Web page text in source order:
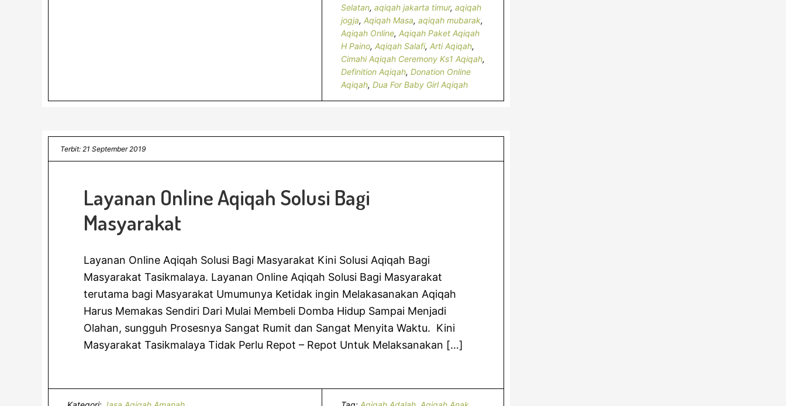
Selatan, aqiqah jakarta timur, aqiqah
jogja, Aqiqah Masa, aqiqah mubarak,
Aqiqah Online, Aqiqah Paket Aqiqah
H Paino, Aqiqah Salafi, Arti Aqiqah,
Cimahi Aqiqah Ceremony Ks1 Aqiqah,
Definition Aqiqah, Donation Online
Aqiqah, Dua For Baby Girl Aqiqah
Terbit: 21 September 2019
Layanan Online Aqiqah Solusi Bagi
Masyarakat
Layanan Online Aqiqah Solusi Bagi Masyarakat Kini Solusi Aqiqah Bagi
Masyarakat Tasikmalaya. Layanan Online Aqiqah Solusi Bagi Masyarakat
terutama bagi Masyarakat Umumunya Ketidak ingin Melakasanakan Aqiqah
Harus Memakas Sendiri Dari Mulai Membeli Domba Hidup Sampai Menjadi
Olahan, sungguh Prosesnya Sangat Rumit dan Sangat Menyita Waktu. Kini
Masyarakat Tasikmalaya Tidak Perlu Repot – Repot Untuk Melaksanakan […]